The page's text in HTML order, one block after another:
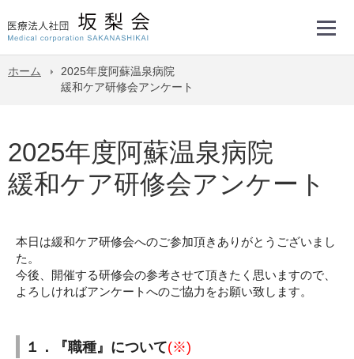
ホーム
2025年度阿蘇温泉病院
緩和ケア研修会アンケート
2025年度阿蘇温泉病院
緩和ケア研修会アンケート
本日は緩和ケア研修会へのご参加頂きありがとうございまし
た。
今後、開催する研修会の参考させて頂きたく思いますので、
よろしければアンケートへのご協力をお願い致します。
１．『職種』について(※)